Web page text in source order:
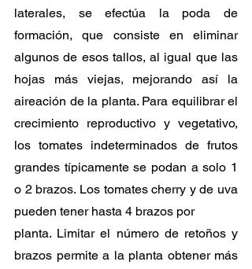
laterales, se efectúa la poda de
formación, que consiste en eliminar
algunos de esos tallos, al igual que las
hojas más viejas, mejorando así la
aireación de la planta. Para equilibrar el
crecimiento reproductivo y vegetativo,
los tomates indeterminados de frutos
grandes típicamente se podan a solo 1
o 2 brazos. Los tomates cherry y de uva
pueden tener hasta 4 brazos por
planta. Limitar el número de retoños y
brazos permite a la planta obtener más